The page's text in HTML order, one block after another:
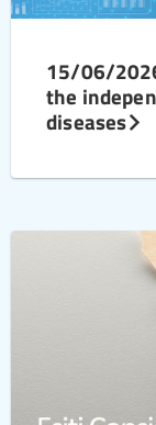
15/06/
the
diseases